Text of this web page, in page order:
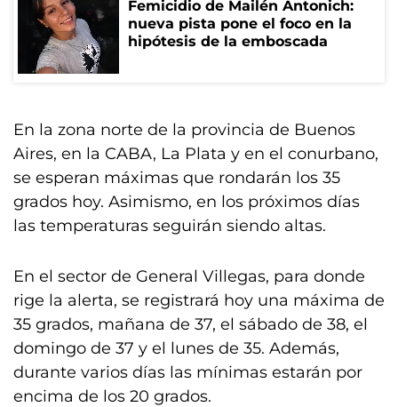
Femicidio de Mailén Antonich:
nueva pista pone el foco en la
hipótesis de la emboscada
En la zona norte de la provincia de Buenos
Aires, en la CABA, La Plata y en el conurbano,
se esperan máximas que rondarán los 35
grados hoy. Asimismo, en los próximos días
las temperaturas seguirán siendo altas.
En el sector de General Villegas, para donde
rige la alerta, se registrará hoy una máxima de
35 grados, mañana de 37, el sábado de 38, el
domingo de 37 y el lunes de 35. Además,
durante varios días las mínimas estarán por
encima de los 20 grados.